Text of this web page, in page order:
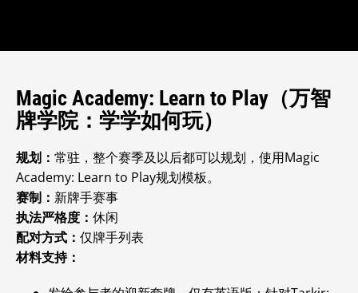
Magic Academy: Learn to Play（万智
牌学院：学学如何玩）
规划： 常驻，整个赛季及以后都可以规划，使用Magic
Academy: Learn to Play规划模板。
赛制： 新牌手赛事
执法严格度： 休闲
配对方式： 仅牌手列表
材料支持：